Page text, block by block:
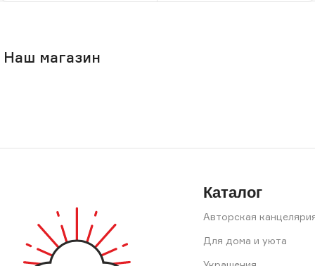
Наш магазин
Каталог
Авторская
Для дома и уюта